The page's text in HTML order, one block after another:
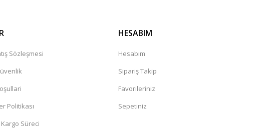
Sözleşmesi
Politikası
Süreci
HESABIM
Hesabım
Sipariş Takip
Favorileriniz
Sepetiniz